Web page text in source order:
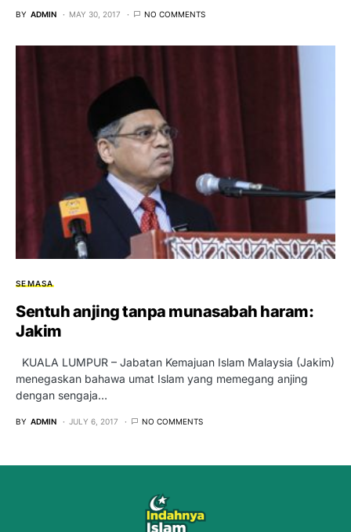
BY ADMIN MAY 30, 2017 NO COMMENTS
SEMASA
Sentuh anjing tanpa munasabah haram:
Jakim
KUALA LUMPUR – Jabatan Kemajuan Islam Malaysia (Jakim)
menegaskan bahawa umat Islam yang memegang anjing
dengan sengaja…
BY ADMIN JULY 6, 2017 NO COMMENTS